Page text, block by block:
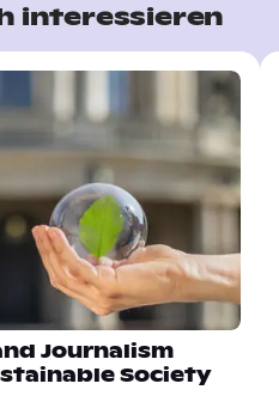
interessieren
Journalism
Society